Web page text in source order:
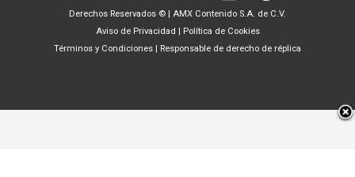
Derechos Reservados © | AMX Contenido S.A. de C.V.
Aviso de Privacidad | Política de Cookies
Términos y Condiciones | Responsable de derecho de réplica